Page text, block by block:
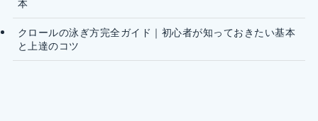
本
クロールの泳ぎ方完全ガイド｜初心者が知っておきたい基本
と上達のコツ